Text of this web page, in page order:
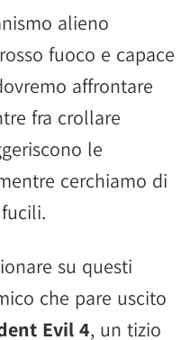
alieno
fuoco e capace
affrontare
fra crollare
le
cerchiamo di
su questi
che pare uscito
Evil 4, un tizio